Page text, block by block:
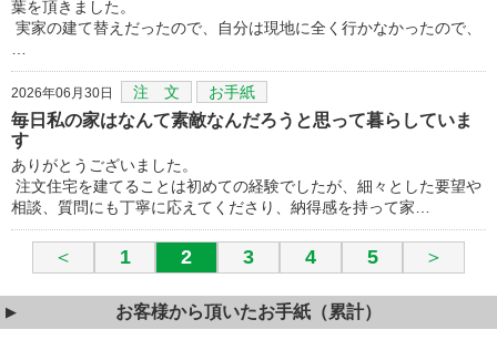
葉を頂きました。
実家の建て替えだったので、自分は現地に全く行かなかったので、
2026年06月30日 注 文 お手紙
毎日私の家はなんて素敵なんだろうと思って暮らしていま
す
ありがとうございました。
注文住宅を建てることは初めての経験でしたが、細々とした要望や
相談、質問にも丁寧に応えてくださり、納得感を持って家…
＜ 1 2 3 4 5 ＞
お客様から頂いたお手紙（累計）